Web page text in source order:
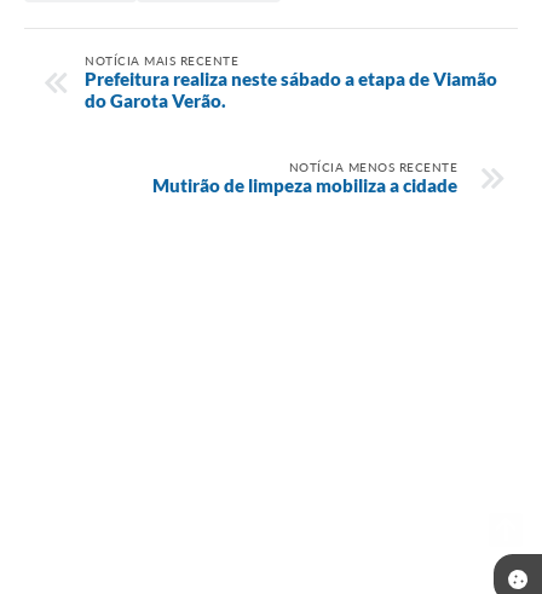
NOTÍCIA MAIS RECENTE
Prefeitura realiza neste sábado a etapa de Viamão
do Garota Verão.
NOTÍCIA MENOS RECENTE
Mutirão de limpeza mobiliza a cidade